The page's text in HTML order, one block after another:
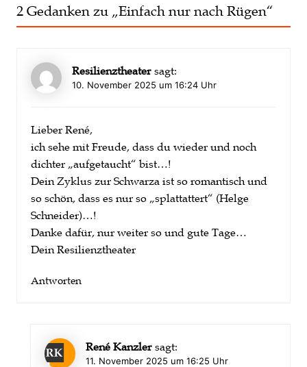
2 Gedanken zu „Einfach nur nach Rügen“
Resilienztheater sagt:
10. November 2025 um 16:24 Uhr
Lieber René,
ich sehe mit Freude, dass du wieder und noch
dichter „aufgetaucht“ bist…!
Dein Zyklus zur Schwarza ist so romantisch und
so schön, dass es nur so „splattattert“ (Helge
Schneider)…!
Danke dafür, nur weiter so und gute Tage…
Dein Resilienztheater
Antworten
René Kanzler sagt:
11. November 2025 um 16:25 Uhr